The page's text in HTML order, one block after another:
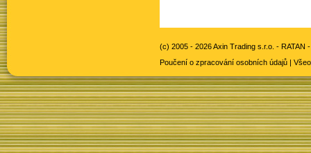
(c) 2005 - 2026 Axin Trading s.r.o. - RATAN
Poučení o zpracování osobních údajů |